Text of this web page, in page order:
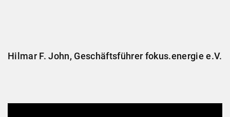
Hilmar F. John, Geschäftsführer fokus.energie e.V.